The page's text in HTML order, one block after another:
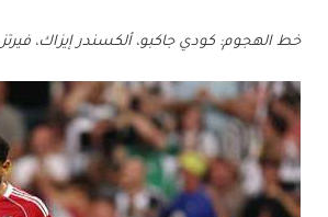
خط الهجوم: كودي جاكبو، ألكسندر إيزاك، فيرتز